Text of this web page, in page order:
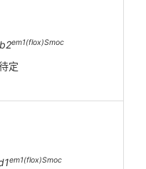
em1(flox)Smoc
定
em1(flox)Smoc